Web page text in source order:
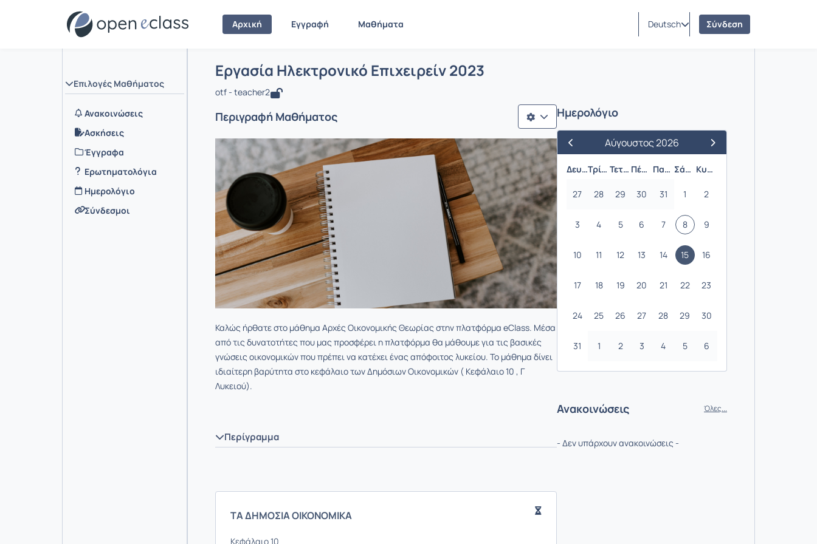
Αρχική Εγγραφή Μαθήματα Deutsch Σύνδεση
Επιλογές Μαθήματος
Ανακοινώσεις
Ασκήσεις
Έγγραφα
Ερωτηματολόγια
Ημερολόγιο
Σύνδεσμοι
Αρχική Σελίδα
Μάθημα : Εργασία Ηλεκτρονικό Επιχειρείν 2023
Εργασία Ηλεκτρονικό Επιχειρείν 2023
otf - teacher2
Περιγραφή Μαθήματος
Καλώς ήρθατε στο μάθημα Αρχές Οικονομικής Θεωρίας στην πλατφόρμα eClass. Mέσα
από τις δυνατοτήτες που μας προσφέρει η πλατφόρμα θα μάθουμε για τις βασικές
γνώσεις οικονομικών που πρέπει να κατέχει ένας απόφοιτος λυκείου. Το μάθημα δίνει
ιδιαίτερη βαρύτητα στο κεφάλαιο των Δημόσιων Οικονομικών ( Κεφάλαιο 10 , Γ
Λυκειού).
Περίγραμμα
ΤΑ ΔΗΜΟΣΙΑ ΟΙΚΟΝΟΜΙΚΑ
Κεφάλαιο 10
Ημερολόγιο
Προηγούμενος Μήνας
Αύγουστος 2026
Επόμενος Μήνας
Δευτέρα
Τρίτη Τετάρτη Πέμπτη Παρασκευή Σάββατο Κυριακή
27 28 29 30 31 1 2
3 4 5 6 7 8 9
10 11 12 13 14 15 16
17 18 19 20 21 22 23
24 25 26 27 28 29 30
31 1 2 3 4 5 6
Ανακοινώσεις Όλες...
- Δεν υπάρχουν ανακοινώσεις -